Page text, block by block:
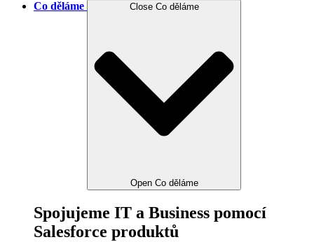
Co děláme Close Co děláme
Open Co děláme
Spojujeme IT a Business pomocí
Salesforce produktů